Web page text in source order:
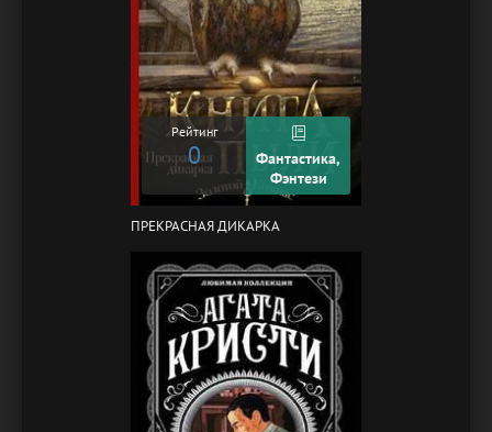
Рейтинг
0
Фантастика,
Фэнтези
ПРЕКРАСНАЯ ДИКАРКА